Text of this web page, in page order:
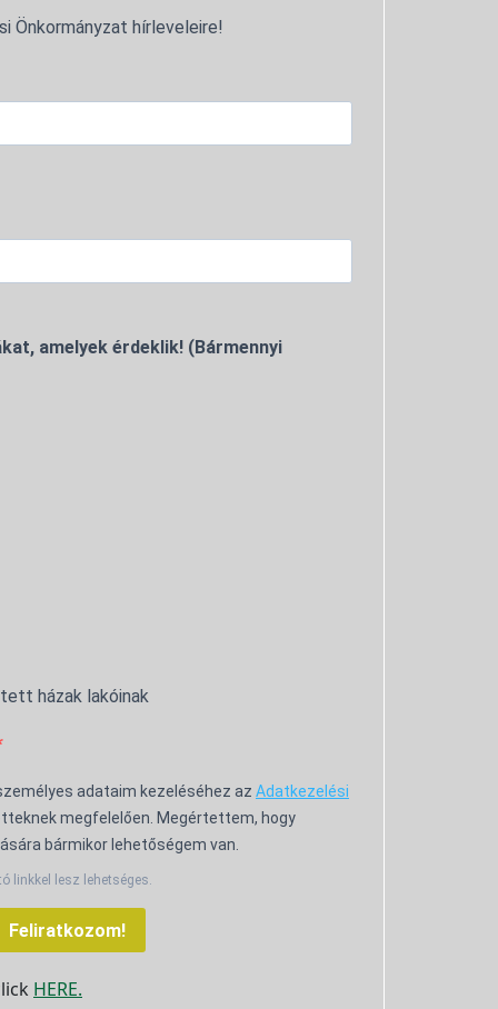
Önkormányzat hírleveleire!
amelyek érdeklik! (Bármennyi
házak lakóinak
adataim kezeléséhez az Adatkezelési
megfelelően. Megértettem, hogy
bármikor lehetőségem van.
linkkel lesz lehetséges.
Feliratkozom!
HERE.